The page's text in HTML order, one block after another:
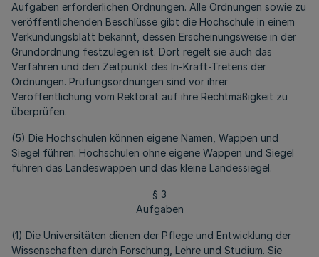
Aufgaben erforderlichen Ordnungen. Alle Ordnungen sowie zu
veröffentlichenden Beschlüsse gibt die Hochschule in einem
Verkündungsblatt bekannt, dessen Erscheinungsweise in der
Grundordnung festzulegen ist. Dort regelt sie auch das
Verfahren und den Zeitpunkt des In-Kraft-Tretens der
Ordnungen. Prüfungsordnungen sind vor ihrer
Veröffentlichung vom Rektorat auf ihre Rechtmäßigkeit zu
überprüfen.
(5) Die Hochschulen können eigene Namen, Wappen und
Siegel führen. Hochschulen ohne eigene Wappen und Siegel
führen das Landeswappen und das kleine Landessiegel.
§ 3
Aufgaben
(1) Die Universitäten dienen der Pflege und Entwicklung der
Wissenschaften durch Forschung, Lehre und Studium. Sie